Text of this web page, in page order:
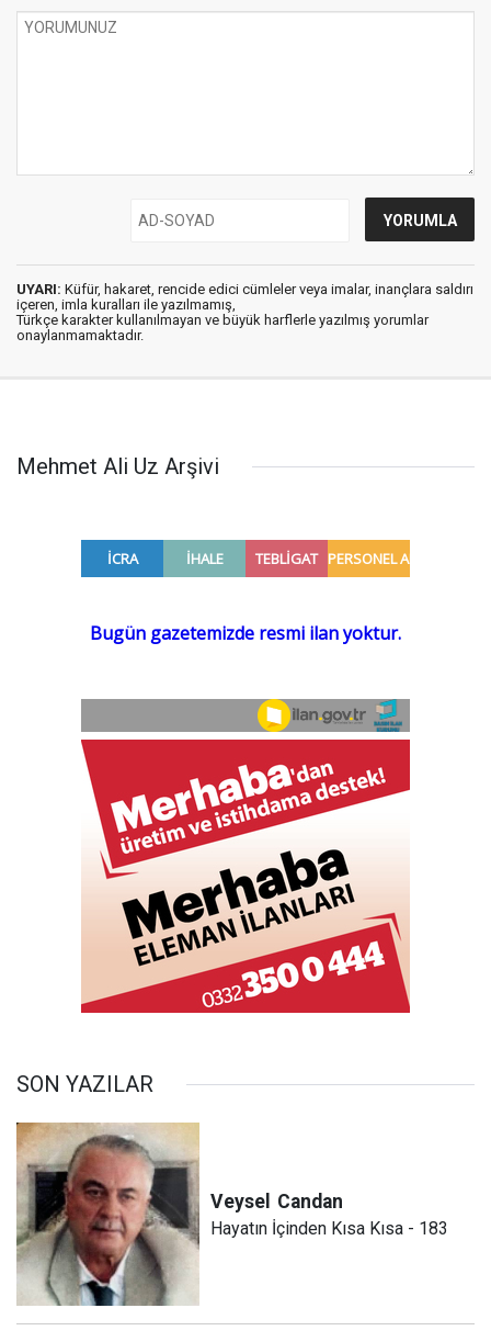
UYARI: Küfür, hakaret, rencide edici cümleler veya imalar, inançlara saldırı
içeren, imla kuralları ile yazılmamış,
Türkçe karakter kullanılmayan ve büyük harflerle yazılmış yorumlar
onaylanmamaktadır.
Mehmet Ali Uz Arşivi
SON YAZILAR
Veysel Candan
Hayatın İçinden Kısa Kısa - 183